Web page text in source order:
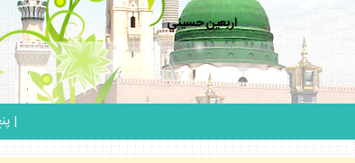
اربعين حسيني
|